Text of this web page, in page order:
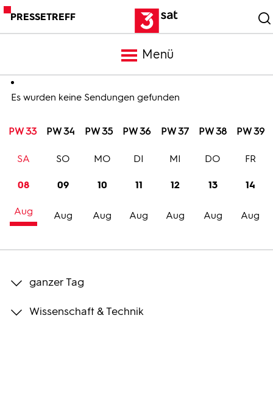
PRESSETREFF
Menü
Meldungen
Programm
Trailer
Bilder
Es wurden keine Sendungen gefunden
PW 33 PW 34 PW 35 PW 36 PW 37 PW 38 PW 39
08
Aug
SA
09
Aug
SO
10
Aug
MO
11
Aug
DI
12
Aug
MI
13
Aug
DO
14
Aug
FR
ganzer Tag
Wissenschaft & Technik